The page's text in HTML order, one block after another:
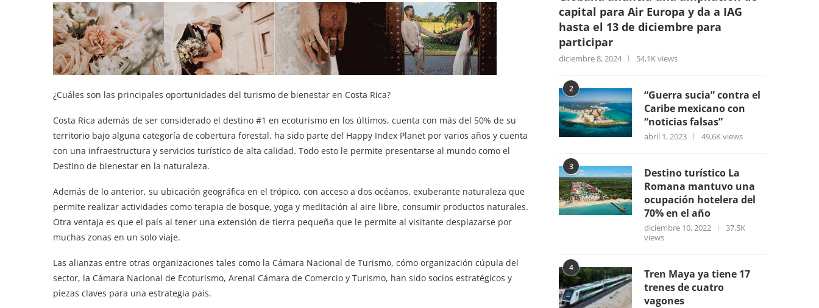
¿Cuáles son las principales oportunidades del turismo de bienestar en Costa Rica?
Costa Rica además de ser considerado el destino #1 en ecoturismo en los últimos, cuenta con más del 50% de su
territorio bajo alguna categoría de cobertura forestal, ha sido parte del Happy Index Planet por varios años y cuenta
con una infraestructura y servicios turístico de alta calidad. Todo esto le permite presentarse al mundo como el
Destino de bienestar en la naturaleza.
Además de lo anterior, su ubicación geográfica en el trópico, con acceso a dos océanos, exuberante naturaleza que
permite realizar actividades como terapia de bosque, yoga y meditación al aire libre, consumir productos naturales.
Otra ventaja es que el país al tener una extensión de tierra pequeña que le permite al visitante desplazarse por
muchas zonas en un solo viaje.
Las alianzas entre otras organizaciones tales como la Cámara Nacional de Turismo, cómo organización cúpula del
sector, la Cámara Nacional de Ecoturismo, Arenal Cámara de Comercio y Turismo, han sido socios estratégicos y
piezas claves para una estrategia país.
capital para Air Europa y da a IAG
hasta el 13 de diciembre para
participar
diciembre 8, 2024 54,1K views
2
“Guerra sucia” contra el
Caribe mexicano con
“noticias falsas”
abril 1, 2023 49,6K views
3
Destino turístico La
Romana mantuvo una
ocupación hotelera del
70% en el año
diciembre 10, 2022
37,5K
views
4
Tren Maya ya tiene 17
trenes de cuatro
vagones